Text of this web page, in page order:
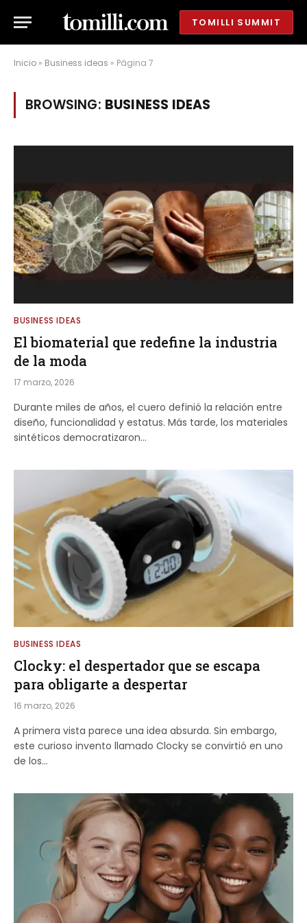
TOMILLI SUMMIT
Inicio » Business ideas » Página 7
BROWSING: BUSINESS IDEAS
BUSINESS IDEAS
El biomaterial que redefine la industria
de la moda
17 marzo, 2026
Durante miles de años, el cuero definió la relación entre
diseño, funcionalidad y estatus. Más tarde, los materiales
sintéticos democratizaron…
BUSINESS IDEAS
Clocky: el despertador que se escapa
para obligarte a despertar
16 marzo, 2026
A primera vista parece una idea absurda. Sin embargo,
este curioso invento llamado Clocky se convirtió en uno
de los…